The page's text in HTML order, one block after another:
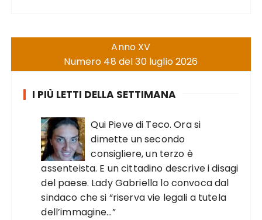
Anno XV
Numero 48 del 30 luglio 2026
I PIÙ LETTI DELLA SETTIMANA
Qui Pieve di Teco. Ora si
dimette un secondo
consigliere, un terzo è
assenteista. E un cittadino descrive i disagi
del paese. Lady Gabriella lo convoca dal
sindaco che si “riserva vie legali a tutela
dell’immagine…”